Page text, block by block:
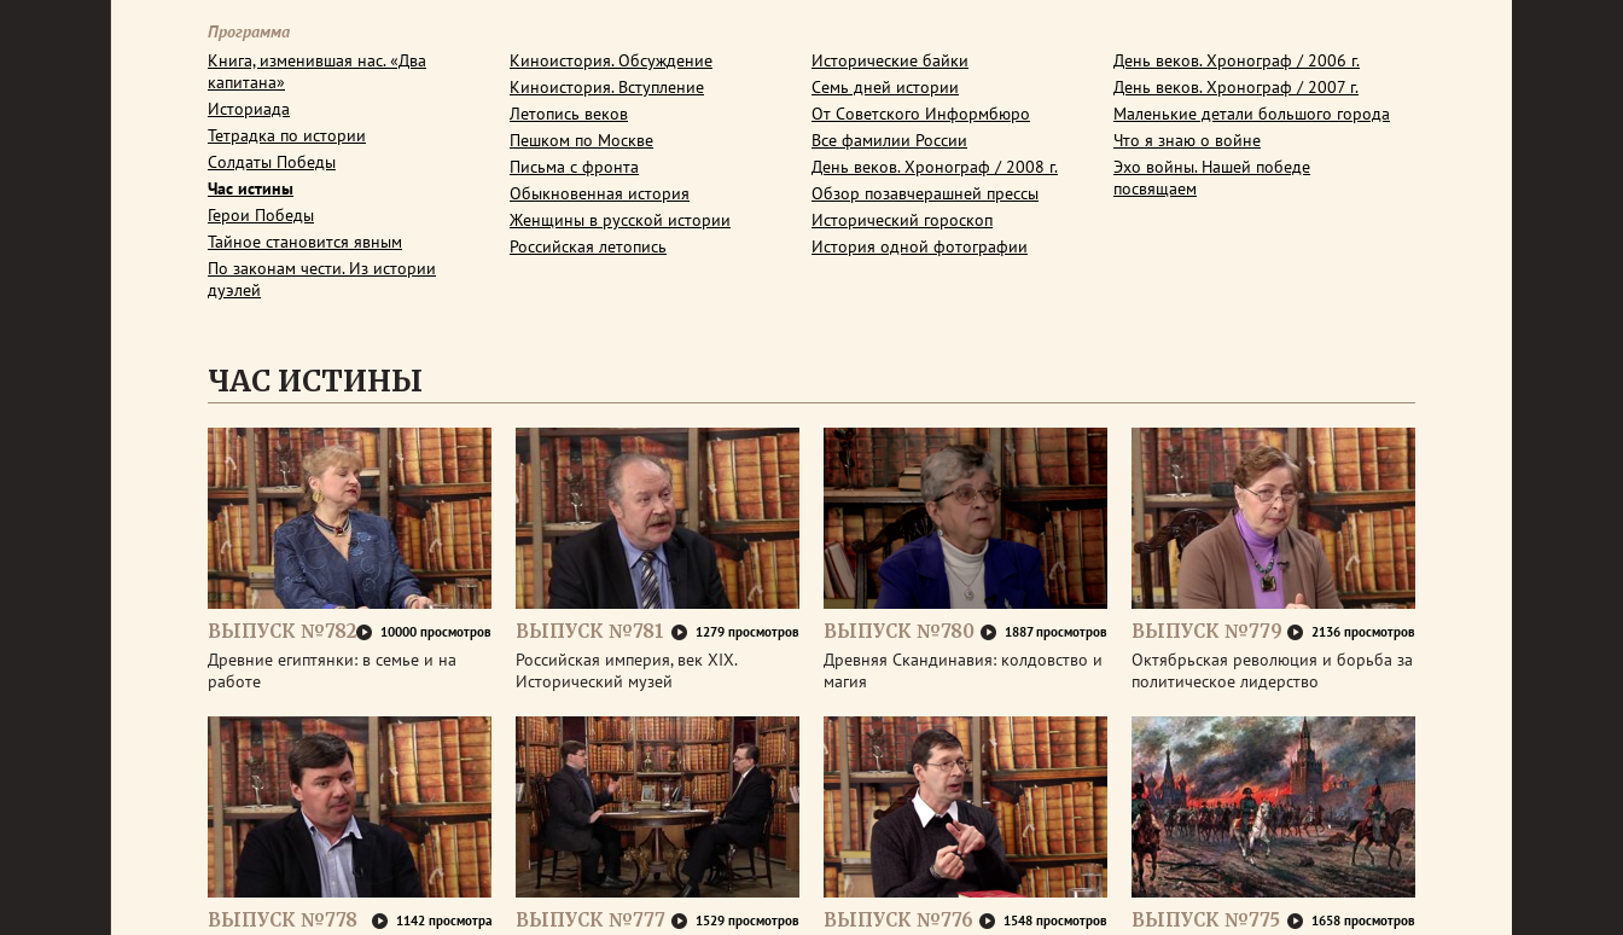
Программа
Книга, изменившая нас. «Два
капитана»
Историада
Тетрадка по истории
Солдаты Победы
Час истины
Герои Победы
Тайное становится явным
По законам чести. Из истории
дуэлей
Киноистория. Обсуждение
Киноистория. Вступление
Летопись веков
Пешком по Москве
Письма с фронта
Обыкновенная история
Женщины в русской истории
Российская летопись
Исторические байки
Семь дней истории
От Советского Информбюро
Все фамилии России
День веков. Хронограф / 2008 г.
Обзор позавчерашней прессы
Исторический гороскоп
История одной фотографии
День веков. Хронограф / 2006 г.
День веков. Хронограф / 2007 г.
Маленькие детали большого города
Что я знаю о войне
Эхо войны. Нашей победе
посвящаем
ЧАС ИСТИНЫ
ВЫПУСК №782 10000 просмотров
Древние египтянки: в семье и на
работе
ВЫПУСК №781 1279 просмотров
Российская империя, век XIX.
Исторический музей
ВЫПУСК №780 1887 просмотров
Древняя Скандинавия: колдовство и
магия
ВЫПУСК №779 2136 просмотров
Октябрьская революция и борьба за
политическое лидерство
ВЫПУСК №778 1142 просмотра ВЫПУСК №777 1529 просмотров ВЫПУСК №776 1548 просмотров ВЫПУСК №775 1658 просмотров